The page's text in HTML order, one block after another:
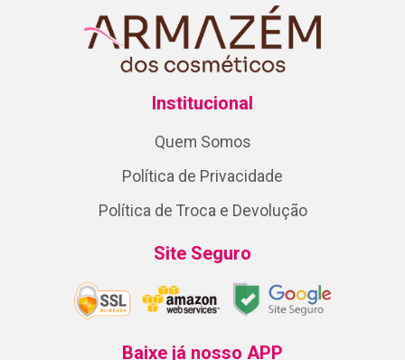
Institucional
Quem Somos
Política de Privacidade
Política de Troca e Devolução
Site Seguro
Baixe já nosso APP